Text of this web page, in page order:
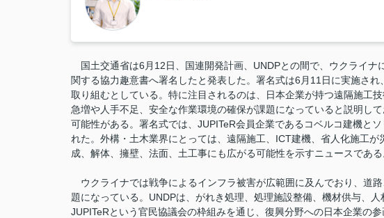
国土交通省は6月12日、国連開発計画、UNDPとの間で、ウクライナ
関する協力趣意書へ署名したと発表した。署名式は6月11日に実施さ
取り組むとしている。特に注目されるのは、日本企業が持つ遠隔施工
急増や人手不足、安全な作業環境の確保が課題になっていると説明し
可能性がある。署名式では、JUPITeR会員企業であるコベルコ建機と
れた。外構・土木業界にとっては、遠隔施工、ICT建機、 省人化施工が
成、解体、擁壁、法面、土工事にも広がる可能性を示すニュースである
ウクライナでは戦争によるインフラ被害が広範囲に及んでおり、道
題になっている。UNDPは、がれき処理、処理施設整備、機材供与、
JUPITeRという官民協議会の枠組みを通じ、復興分野への日本企業の